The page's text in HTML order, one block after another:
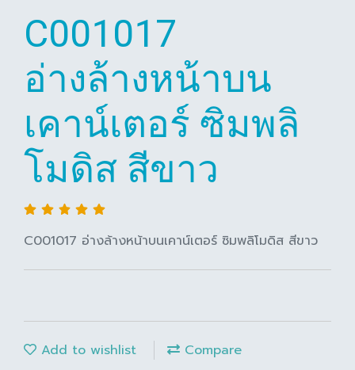
C001017
อ่างล้างหน้าบน
เคาน์เตอร์ ซิมพลิ
โมดิส สีขาว
C001017 อ่างล้างหน้าบนเคาน์เตอร์ ซิมพลิโมดิส สีขาว
Add to wishlist
Compare